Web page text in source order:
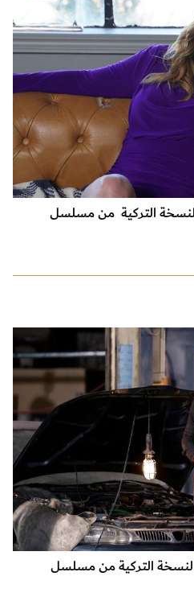
التركية من مسلسل
التركية من مسلسل